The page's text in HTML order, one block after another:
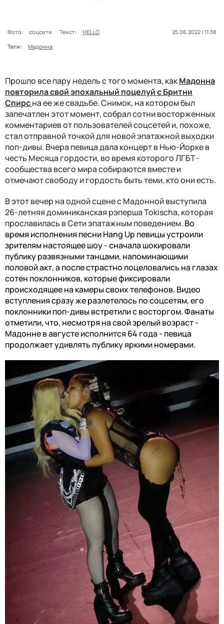
Фото: соцсети Текст: HELLO
25.06.2022 / 11:38
Теги:
Мадонна
Прошло все пару недель с того момента, какМадонна
повторила свой эпохальный поцелуй с Бритни
Спирсна ее же свадьбе. Снимок, на котором был
запечатлен этот момент, собрал сотни восторженных
комментариев от пользователей соцсетей и, похоже,
стал отправной точкой для новой эпатажной выходки
поп-дивы. Вчера певица дала концерт в Нью-Йорке в
честь Месяца гордости, во время которого ЛГБТ-
сообщества всего мира собираются вместе и
отмечают свободу и гордость быть теми, кто они есть.
В этот вечер на одной сцене с Мадонной выступила
26-летняя доминиканская рэперша Tokischa, которая
прославилась в Сети эпатажным поведением. Во
время исполнения песни Hang Up певицы устроили
зрителям настоящее шоу - сначала шокировали
публику развязными танцами, напоминающими
половой акт, а после страстно поцеловались на глазах
сотен поклонников, которые фиксировали
происходящее на камеры своих телефонов. Видео
вступления сразу же разлетелось по соцсетям, его
поклонники поп-дивы встретили с восторгом. Фанаты
отметили, что, несмотря на свой зрелый возраст -
Мадонне в августе исполнится 64 года - певица
продолжает удивлять публику яркими номерами.